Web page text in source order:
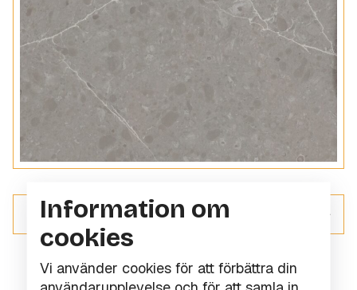
ALLT INOM KOMPOSITSTEN
Information om
cookies
Vi använder cookies för att förbättra din